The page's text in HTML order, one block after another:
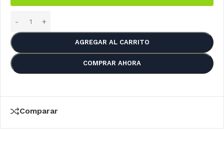
AGREGAR AL CARRITO
COMPRAR AHORA
Comparar